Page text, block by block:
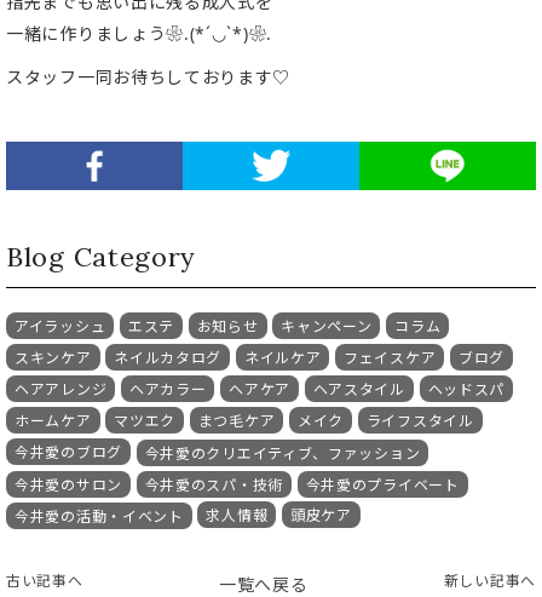
一緒に作りましょう❀.(*´◡`*)❀.
スタッフ一同お待ちしております♡
Blog Category
アイラッシュ エステ お知らせ キャンペーン
コラム
スキンケア
ネイルカタログ ネイルケア フェイスケア
ブログ
ヘアアレンジ
ヘアカラー ヘアケア ヘアスタイル
ヘッドスパ
ホームケア
マツエク まつ毛ケア メイク
ライフスタイル
今井愛のブログ
今井愛のクリエイティブ、ファッション
今井愛のサロン
今井愛のスパ・技術
今井愛のプライベート
今井愛の活動・イベント
求人情報 頭皮ケア
古い記事へ 一覧へ戻る 新しい記事へ